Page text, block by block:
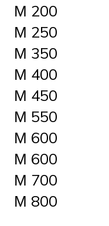
М 200
М 250
М 350
М 400
М 450
М 550
М 600
М 600
М 700
М 800